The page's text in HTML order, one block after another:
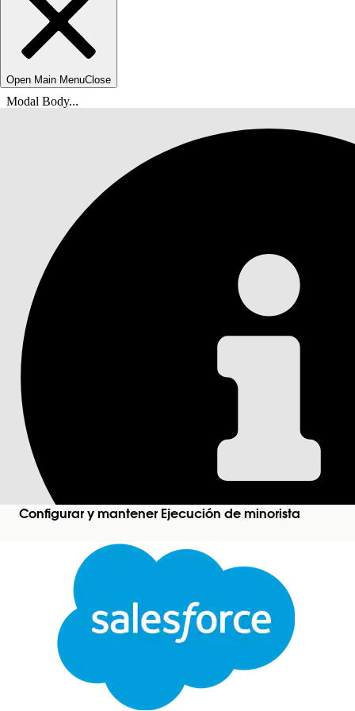
Open Main MenuClose
Modal Body...
Este texto se tradujo con el sistema de traducción automática de Salesforce. Obtenga más
Configurar y mantener Ejecución de minorista
Configurar y mantener Ejecución de minorista
Gestión de
Cada vez que el conductor carga el vehículo, se
basándose en la configuración de inventario. La
un delimitador, que puede ser un usuario, un
Ediciones necesarias
Disponible en: Lightning Experience
Disponible en: EnterpriseEdition y
Nota Consulte esta función en Salesforce Go! Explore
funciones con Salesforce Go .
El conductor turístico carga el camión con
establecimientos (entregas o pedidos de ventas
configuraciones actuales) se generan